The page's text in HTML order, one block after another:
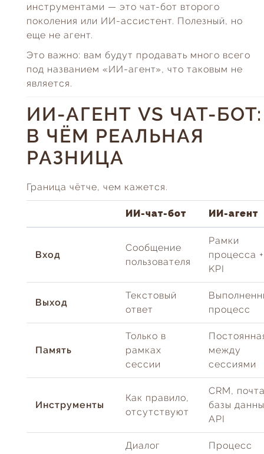
инструментами — это чат-бот второго
поколения или ИИ-ассистент. Полезный, но
еще не агент.
Это важно: вам будут продавать много всего
под названием «ИИ-агент», что таковым не
является.
ИИ-АГЕНТ VS ЧАТ-БОТ:
В ЧЁМ РЕАЛЬНАЯ
РАЗНИЦА
Граница чётче, чем кажется.
ИИ-чат-бот ИИ-агент
Вход
Сообщение
пользователя
Рамки
процесса +
KPI
Выход
Текстовый
ответ
процесс
Память
Только в
рамках
сессии
между
сессиями
Инструменты
Как правило,
отсутствуют
CRM,
базы
API
Диалог
Процесс